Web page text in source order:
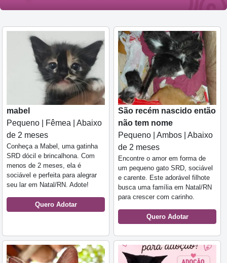
mabel
Pequeno | Fêmea | Abaixo
de 2 meses
Conheça a Mabel, uma gatinha
SRD dócil e brincalhona. Com
menos de 2 meses, ela é
sociável e perfeita para alegrar
seu lar em Natal/RN. Adote!
Quero Adotar
São recém nascido então
não tem nome
Pequeno | Ambos | Abaixo
de 2 meses
Encontre o amor em forma de
um pequeno gato SRD, sociável
e carente. Este adorável filhote
busca uma família em Natal/RN
para crescer com carinho.
Quero Adotar